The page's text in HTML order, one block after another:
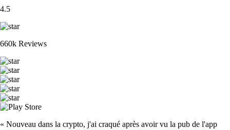
4.5
660k Reviews
« Nouveau dans la crypto, j'ai craqué après avoir vu la pub de l'app